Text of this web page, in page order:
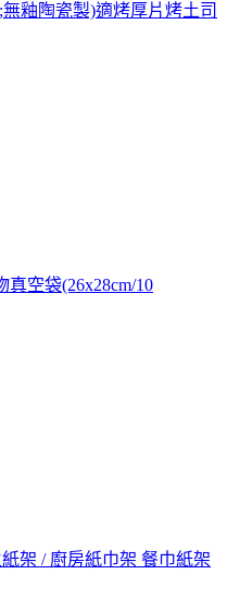
釉陶瓷製)適烤厚片烤土司
空袋(26x28cm/10
架 / 廚房紙巾架 餐巾紙架